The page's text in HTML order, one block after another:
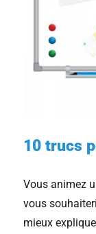
10 trucs
Vous animez
vous
mieux